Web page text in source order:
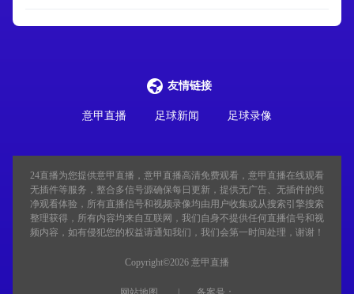
友情链接
意甲直播 足球新闻 足球录像
24直播为您提供意甲直播，意甲直播高清免费观看，意甲直播在线观看
无插件等服务，整合多信号源确保每日更新，提供无广告、无插件的纯
净观看体验，所有直播信号和视频录像均由用户收集或从搜索引擎搜索
整理获得，所有内容均来自互联网，我们自身不提供任何直播信号和视
频内容，如有侵犯您的权益请通知我们，我们会第一时间处理，谢谢！
Copyright©2026 意甲直播